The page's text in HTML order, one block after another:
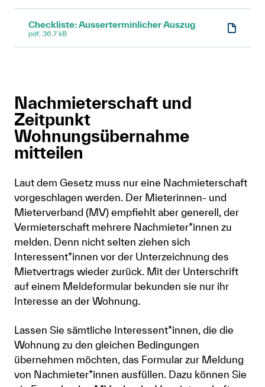
Checkliste: Ausserterminlicher Auszug
pdf, 36.7 kB
Nachmieterschaft und
Zeitpunkt
Wohnungsübernahme
mitteilen
Laut dem Gesetz muss nur eine Nachmieterschaft
vorgeschlagen werden. Der Mieterinnen- und
Mieterverband (MV) empfiehlt aber generell, der
Vermieterschaft mehrere Nachmieter*innen zu
melden. Denn nicht selten ziehen sich
Interessent*innen vor der Unterzeichnung des
Mietvertrags wieder zurück. Mit der Unterschrift
auf einem Meldeformular bekunden sie nur ihr
Interesse an der Wohnung.
Lassen Sie sämtliche Interessent*innen, die die
Wohnung zu den gleichen Bedingungen
übernehmen möchten, das Formular zur Meldung
von Nachmieter*innen ausfüllen. Dazu können Sie